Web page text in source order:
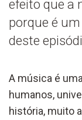
efeito que a
porque é
deste
A música é
humanos,
história, muito